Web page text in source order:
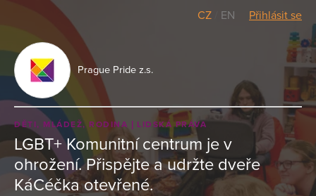
CZ EN Přihlásit se
Prague Pride z.s.
DĚTI, MLÁDEŽ, RODINA LIDSKÁ PRÁVA
LGBT+ Komunitní centrum je v
ohrožení. Přispějte a udržte dveře
KáCéčka otevřené.